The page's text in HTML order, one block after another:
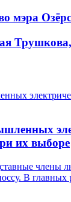
мэра
их выборе